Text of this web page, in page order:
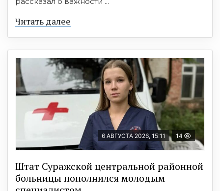
Читать далее
6 АВГУСТА 2026, 15:11 14
Штат Суражской центральной районной
больницы пополнился молодым